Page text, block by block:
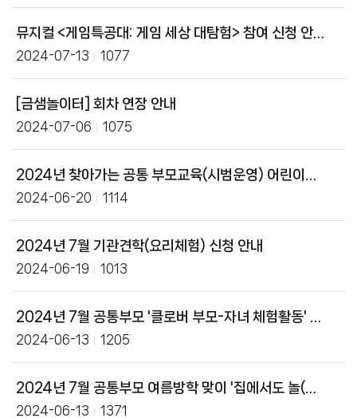
뮤지컬 <게임특공대: 게임 세상 대탐험> 참여 신청 안내
2024-07-13 1077
[금샘놀이터] 회차 연장 안내
2024-07-06 1075
2024-06-20 1114
2024년 7월 기관견학(요리체험) 신청 안내
2024-06-19 1013
2024-06-13 1205
2024-06-13 1371